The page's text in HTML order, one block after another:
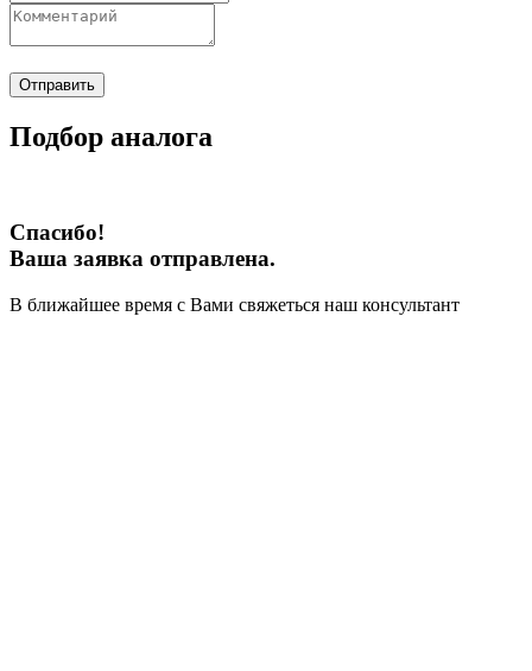
Отправить
Подбор аналога
Спасибо!
Ваша заявка отправлена.
В ближайшее время с Вами свяжеться наш консультант